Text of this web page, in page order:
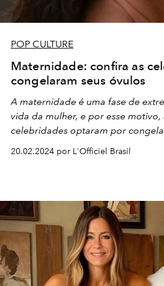
POP CULTURE
Maternidade: confira as
congelaram seus óvulos
A maternidade é uma fase de
vida da mulher, e por esse motivo,
celebridades optaram por
20.02.2024 por L'Officiel Brasil